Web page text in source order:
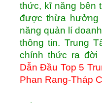
thức, kĩ năng bên
được thừa
năng quản lí
thông tin. Trung
chính thức ra đời
Dẫn Đầu Top 5
Phan Rang-Tháp